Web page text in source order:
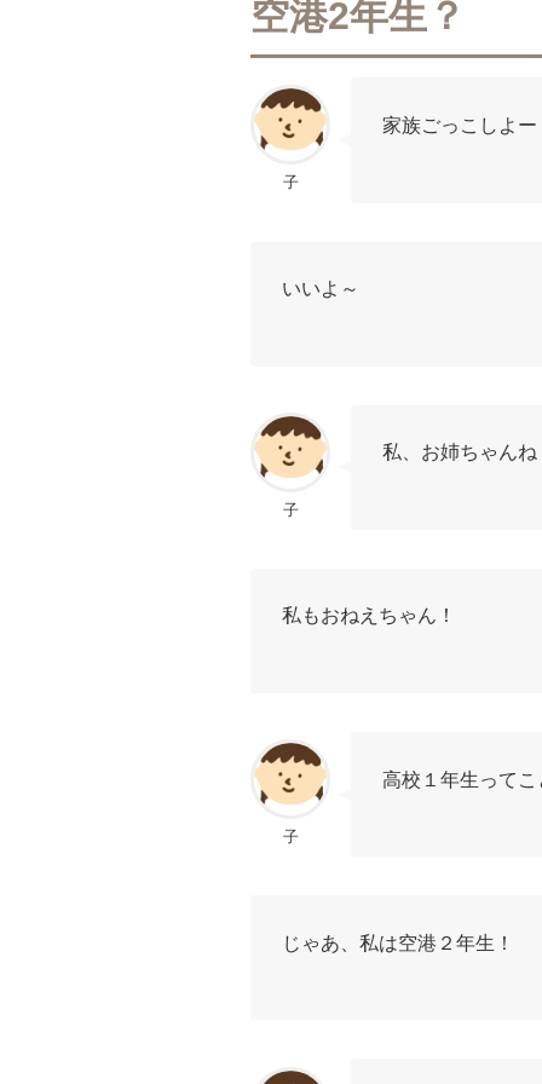
空港2年生？
子
家族ごっこしよー
いいよ～
子
私、お姉ちゃんね
私もおねえちゃん！
子
高校１年生ってこ
じゃあ、私は空港２年生！